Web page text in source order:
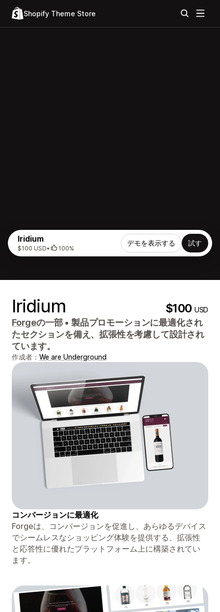
Shopify Theme Store
Iridium
$100 USD• 100%
デモを表示する 試す
Iridium $100USD
Forgeの一部 • 製品プロモーションに最適化され
たセクションを備え、拡張性を考慮して設計され
ています。
作成者： We are Underground
コンバージョンに最適化
Forgeは、コンバージョンを促進し、あらゆるデバイス
でシームレスなショッピング体験を提供する、拡張性
と応答性に優れたプラットフォーム上に構築されてい
ます。